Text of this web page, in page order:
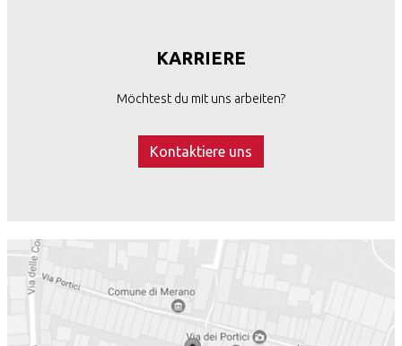
KARRIERE
Möchtest du mit uns arbeiten?
Kontaktiere uns